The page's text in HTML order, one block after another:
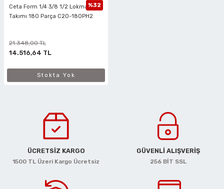
Ceta Form 1/4 3/8 1/2 Lokma
Takımı 180 Parça C20-180PH2
%32
21.348,00 TL
14.516,64 TL
Stokta Yok
ÜCRETSİZ KARGO
1500 TL Üzeri Kargo Ücretsiz
GÜVENLİ ALIŞVERİŞ
256 BİT SSL